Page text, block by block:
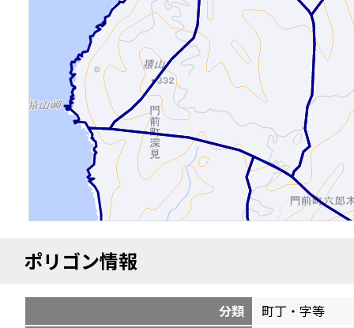
ポリゴン情報
分類
町丁・字等